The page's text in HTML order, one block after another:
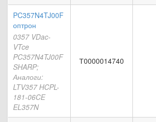
PC357N4TJ00F
оптрон
0357 VDac-
VTce
PC357N4TJ00F
SHARP;
Аналоги:
LTV357 HCPL-
181-06CE
EL357N
Т0000014740